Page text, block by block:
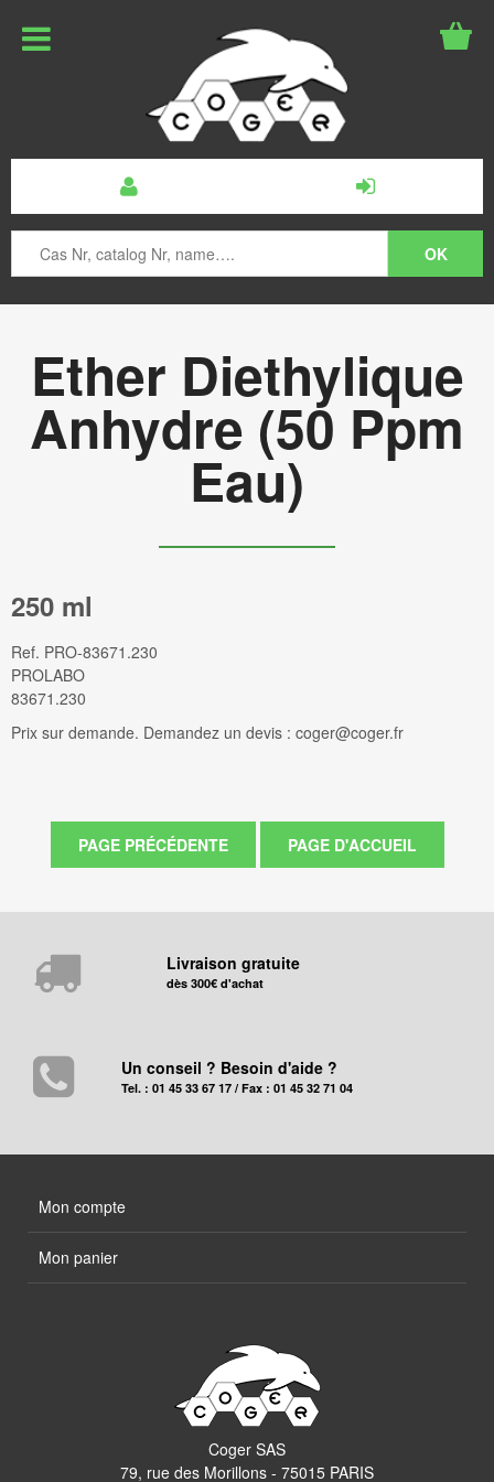
Ether Diethylique
Anhydre (50 Ppm
Eau)
250 ml
Ref. PRO-83671.230
PROLABO
83671.230
Prix sur demande. Demandez un devis : coger@coger.fr
Livraison gratuite
dès 300€ d'achat
Un conseil ? Besoin d'aide ?
Tel. : 01 45 33 67 17 / Fax : 01 45 32 71 04
Mon compte
Mon panier
Coger SAS
79, rue des Morillons - 75015 PARIS